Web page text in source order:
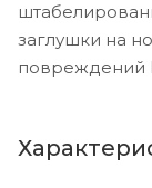
заглушки на
повреждений